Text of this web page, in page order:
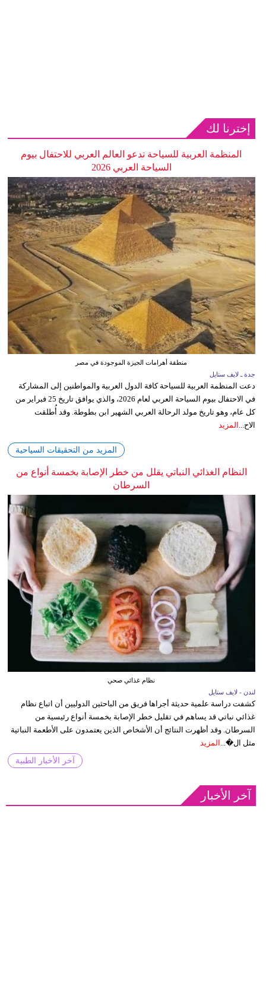
إخترنا لك
المنظمة العربية للسياحة تدعو العالم العربي للاحتفال بيوم
السياحة العربي 2026
منطقة أهرامات الجيزة الموجودة في مصر
جدة ـ لايف ستايل
دعت المنظمة العربية للسياحة كافة الدول العربية والمواطنين إلى المشاركة
في الاحتفال بيوم السياحة العربي لعام 2026، والذي يوافق تاريخ 25 فبراير من
كل عام، وهو تاريخ مولد الرحالة العربي الشهير ابن بطوطة. وقد أُطلقت
الاح... المزيد
المزيد من التحقيقات السياحية
النظام الغذائي النباتي يقلل من خطر الإصابة بخمسة أنواع من
السرطان
نظام غذائي صحي
لندن - لايف ستايل
كشفت دراسة علمية حديثة أجراها فريق من الباحثين الدوليين أن اتباع نظام
غذائي نباتي قد يساهم في تقليل خطر الإصابة بخمسة أنواع رئيسية من
السرطان. وقد أظهرت النتائج أن الأشخاص الذين يعتمدون على الأطعمة النباتية
مثل ال�...
المزيد
آخر الأخبار الطبية
آخر الأخبار